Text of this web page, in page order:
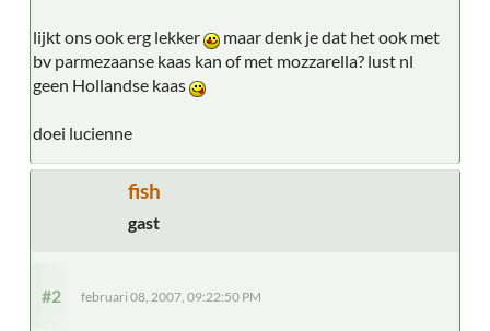
lijkt ons ook erg lekker
maar denk je dat het ook met
bv parmezaanse kaas kan of met mozzarella? lust nl
geen Hollandse kaas
doei lucienne
fish
gast
#2 februari 08, 2007, 09:22:50 PM